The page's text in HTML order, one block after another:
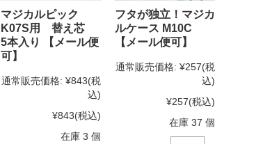
マジカルピック
K07S用 替え芯
5本入り 【メール便
可】
通常販売価格: ¥843(税
込)
¥843(税込)
在庫 3 個
フタが独立！マジカ
ルケース M10C
【メール便可】
通常販売価格: ¥257(税
込)
¥257(税込)
在庫 37 個